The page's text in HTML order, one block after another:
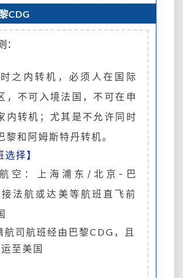
CDG
：
之内转机，必须人在国际
，不可入境法国，不可在申
内转机；尤其是不允许同时
黎和阿姆斯特丹转机。
选择】
空：上海浦东/北京-巴
法航或达美等航班直飞前
航司航班经由巴黎CDG，且
至美国